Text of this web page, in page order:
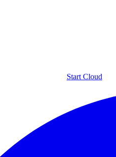
Start Cloud